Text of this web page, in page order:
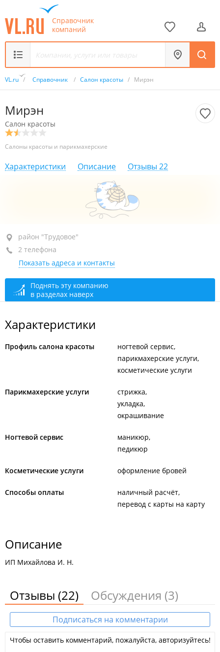
Справочник
компаний
VL.ru / Справочник / Салон красоты / Мирэн
Мирэн
Салон красоты
Салоны красоты и парикмахерские
Характеристики Описание Отзывы 22
район "Трудовое", ул. Лермонтова, 77
1-й этаж
+7 (423) 200-53-83
+7 924 730-53-83
открыто: 10:00–17:00
район "Трудовое"
2 телефона
Показать адреса и контакты
Поднять эту компанию
в разделах наверх
Характеристики
Профиль салона красоты
ногтевой сервис
парикмахерские услуги
косметические услуги
Парикмахерские услуги
стрижка
укладка
окрашивание
Ногтевой сервис
маникюр
педикюр
Косметические услуги оформление бровей
Способы оплаты
наличный расчёт
перевод с карты на карту
Описание
ИП Михайлова И. Н.
Отзывы (22) Обсуждения (3)
Подписаться на комментарии
Чтобы оставить комментарий, пожалуйста, авторизуйтесь!